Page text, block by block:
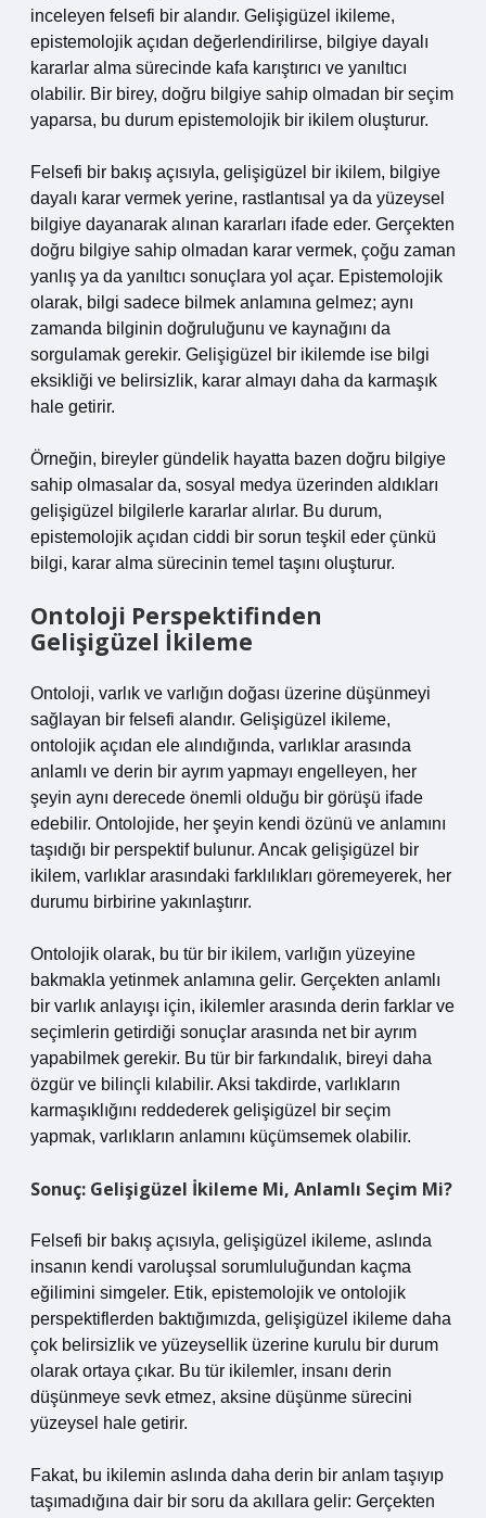
inceleyen felsefi bir alandır. Gelişigüzel ikileme,
epistemolojik açıdan değerlendirilirse, bilgiye dayalı
kararlar alma sürecinde kafa karıştırıcı ve yanıltıcı
olabilir. Bir birey, doğru bilgiye sahip olmadan bir seçim
yaparsa, bu durum epistemolojik bir ikilem oluşturur.
Felsefi bir bakış açısıyla, gelişigüzel bir ikilem, bilgiye
dayalı karar vermek yerine, rastlantısal ya da yüzeysel
bilgiye dayanarak alınan kararları ifade eder. Gerçekten
doğru bilgiye sahip olmadan karar vermek, çoğu zaman
yanlış ya da yanıltıcı sonuçlara yol açar. Epistemolojik
olarak, bilgi sadece bilmek anlamına gelmez; aynı
zamanda bilginin doğruluğunu ve kaynağını da
sorgulamak gerekir. Gelişigüzel bir ikilemde ise bilgi
eksikliği ve belirsizlik, karar almayı daha da karmaşık
hale getirir.
Örneğin, bireyler gündelik hayatta bazen doğru bilgiye
sahip olmasalar da, sosyal medya üzerinden aldıkları
gelişigüzel bilgilerle kararlar alırlar. Bu durum,
epistemolojik açıdan ciddi bir sorun teşkil eder çünkü
bilgi, karar alma sürecinin temel taşını oluşturur.
Ontoloji Perspektifinden
Gelişigüzel İkileme
Ontoloji, varlık ve varlığın doğası üzerine düşünmeyi
sağlayan bir felsefi alandır. Gelişigüzel ikileme,
ontolojik açıdan ele alındığında, varlıklar arasında
anlamlı ve derin bir ayrım yapmayı engelleyen, her
şeyin aynı derecede önemli olduğu bir görüşü ifade
edebilir. Ontolojide, her şeyin kendi özünü ve anlamını
taşıdığı bir perspektif bulunur. Ancak gelişigüzel bir
ikilem, varlıklar arasındaki farklılıkları göremeyerek, her
durumu birbirine yakınlaştırır.
Ontolojik olarak, bu tür bir ikilem, varlığın yüzeyine
bakmakla yetinmek anlamına gelir. Gerçekten anlamlı
bir varlık anlayışı için, ikilemler arasında derin farklar ve
seçimlerin getirdiği sonuçlar arasında net bir ayrım
yapabilmek gerekir. Bu tür bir farkındalık, bireyi daha
özgür ve bilinçli kılabilir. Aksi takdirde, varlıkların
karmaşıklığını reddederek gelişigüzel bir seçim
yapmak, varlıkların anlamını küçümsemek olabilir.
Sonuç: Gelişigüzel İkileme Mi, Anlamlı Seçim Mi?
Felsefi bir bakış açısıyla, gelişigüzel ikileme, aslında
insanın kendi varoluşsal sorumluluğundan kaçma
eğilimini simgeler. Etik, epistemolojik ve ontolojik
perspektiflerden baktığımızda, gelişigüzel ikileme daha
çok belirsizlik ve yüzeysellik üzerine kurulu bir durum
olarak ortaya çıkar. Bu tür ikilemler, insanı derin
düşünmeye sevk etmez, aksine düşünme sürecini
yüzeysel hale getirir.
Fakat, bu ikilemin aslında daha derin bir anlam taşıyıp
taşımadığına dair bir soru da akıllara gelir: Gerçekten